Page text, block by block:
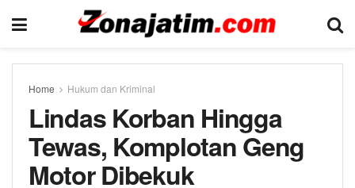
Home Hukum dan Kriminal
Lindas Korban Hingga
Tewas, Komplotan Geng
Motor Dibekuk